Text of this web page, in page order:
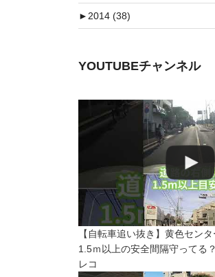
►2014 (38)
YOUTUBEチャンネル
【自転車追い抜き】黄色セン
1.5ｍ以上の安全間隔守ってる
レコ